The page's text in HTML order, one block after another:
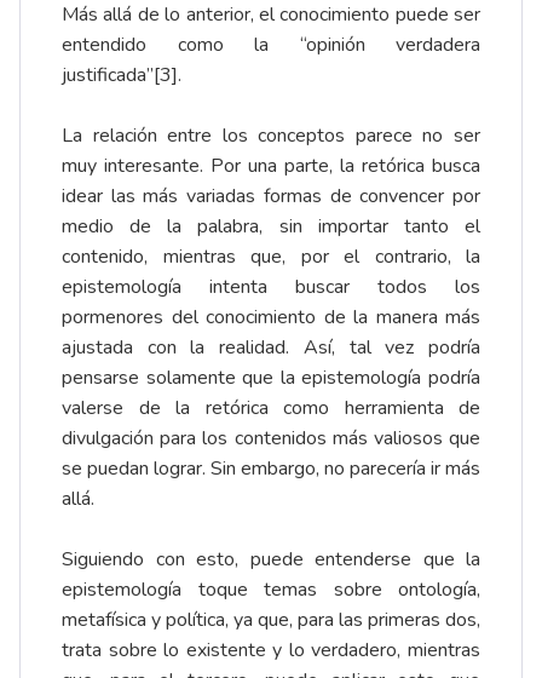
Más allá de lo anterior, el conocimiento puede ser
entendido como la “opinión verdadera
justificada”[3].
La relación entre los conceptos parece no ser
muy interesante. Por una parte, la retórica busca
idear las más variadas formas de convencer por
medio de la palabra, sin importar tanto el
contenido, mientras que, por el contrario, la
epistemología intenta buscar todos los
pormenores del conocimiento de la manera más
ajustada con la realidad. Así, tal vez podría
pensarse solamente que la epistemología podría
valerse de la retórica como herramienta de
divulgación para los contenidos más valiosos que
se puedan lograr. Sin embargo, no parecería ir más
allá.
Siguiendo con esto, puede entenderse que la
epistemología toque temas sobre ontología,
metafísica y política, ya que, para las primeras dos,
trata sobre lo existente y lo verdadero, mientras